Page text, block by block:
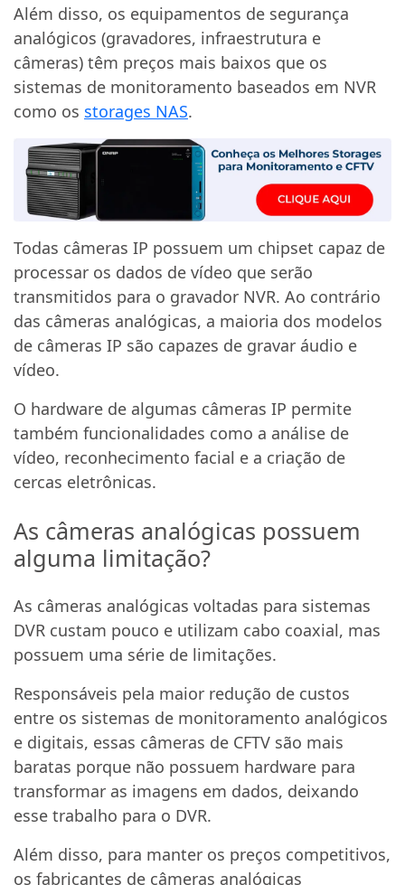
Além disso, os equipamentos de segurança
analógicos (gravadores, infraestrutura e
câmeras) têm preços mais baixos que os
sistemas de monitoramento baseados em NVR
como os storages NAS.
Todas câmeras IP possuem um chipset capaz de
processar os dados de vídeo que serão
transmitidos para o gravador NVR. Ao contrário
das câmeras analógicas, a maioria dos modelos
de câmeras IP são capazes de gravar áudio e
vídeo.
O hardware de algumas câmeras IP permite
também funcionalidades como a análise de
vídeo, reconhecimento facial e a criação de
cercas eletrônicas.
As câmeras analógicas possuem
alguma limitação?
As câmeras analógicas voltadas para sistemas
DVR custam pouco e utilizam cabo coaxial, mas
possuem uma série de limitações.
Responsáveis pela maior redução de custos
entre os sistemas de monitoramento analógicos
e digitais, essas câmeras de CFTV são mais
baratas porque não possuem hardware para
transformar as imagens em dados, deixando
esse trabalho para o DVR.
Além disso, para manter os preços competitivos,
os fabricantes de câmeras analógicas